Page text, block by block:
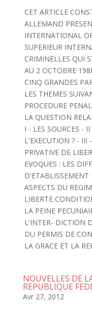
CET ARTICLE
ALLEMAND
INTERNATIONAL
SUPERIEUR
CRIMINELLES QUI
AU 2 OCTOBRE
CINQ GRANDES
LES THEMES
PROCEDURE
LA QUESTION
I - LES SOURCES -
L'EXECUTION ? - III
PRIVATIVE DE
EVOQUES : LES
D'ETABLISSEMENT
ASPECTS DU
LIBERTE
LA PEINE
L'INTER- DICTION
DU PERMIS DE
LA GRACE ET LA
NOUVELLES DE
REPUBLIQUE
Avr 27, 2012